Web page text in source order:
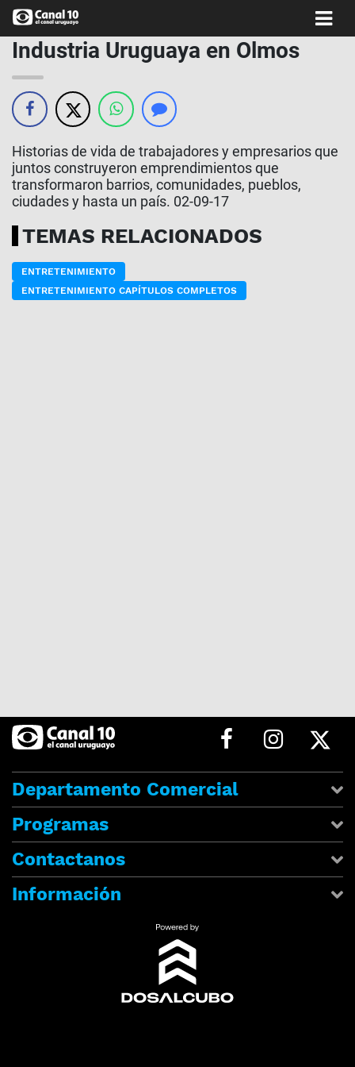
Industria Uruguaya en Olmos
Historias de vida de trabajadores y empresarios que
juntos construyeron emprendimientos que
transformaron barrios, comunidades, pueblos,
ciudades y hasta un país. 02-09-17
TEMAS RELACIONADOS
ENTRETENIMIENTO
ENTRETENIMIENTO CAPÍTULOS COMPLETOS
Departamento Comercial
Programas
Contactanos
Información